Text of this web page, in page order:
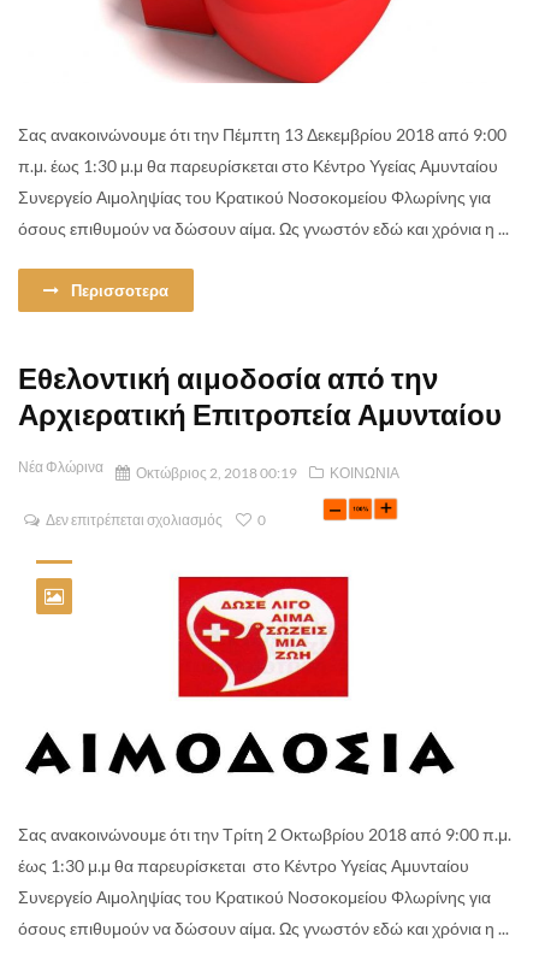
Σας ανακοινώνουμε ότι την Πέμπτη 13 Δεκεμβρίου 2018 από 9:00
π.μ. έως 1:30 μ.μ θα παρευρίσκεται στο Κέντρο Υγείας Αμυνταίου
Συνεργείο Αιμοληψίας του Κρατικού Νοσοκομείου Φλωρίνης για
όσους επιθυμούν να δώσουν αίμα. Ως γνωστόν εδώ και χρόνια η ...
Περισσοτερα
Εθελοντική αιμοδοσία από την
Αρχιερατική Επιτροπεία Αμυνταίου
Νέα Φλώρινα Οκτώβριος 2, 2018 00:19 ΚΟΙΝΩΝΙΑ
Δεν επιτρέπεται σχολιασμός 0
Σας ανακοινώνουμε ότι την Τρίτη 2 Οκτωβρίου 2018 από 9:00 π.μ.
έως 1:30 μ.μ θα παρευρίσκεται στο Κέντρο Υγείας Αμυνταίου
Συνεργείο Αιμοληψίας του Κρατικού Νοσοκομείου Φλωρίνης για
όσους επιθυμούν να δώσουν αίμα. Ως γνωστόν εδώ και χρόνια η ...